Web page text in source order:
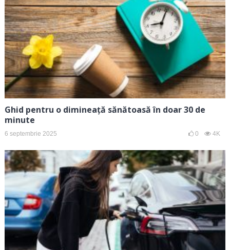
Ghid pentru o dimineață sănătoasă în doar 30 de
minute
6 septembrie 2025 0 4K